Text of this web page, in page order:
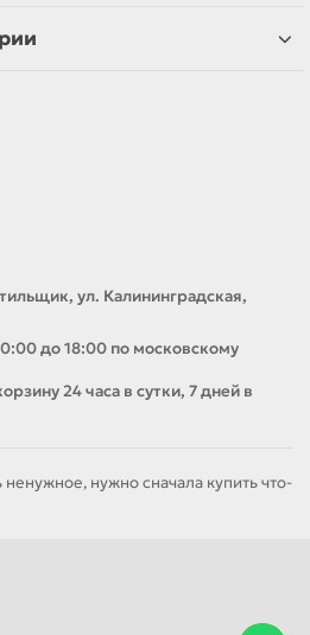
ул. Калининградская,
до 18:00 по московскому
24 часа в сутки, 7 дней в
нужно сначала купить что-